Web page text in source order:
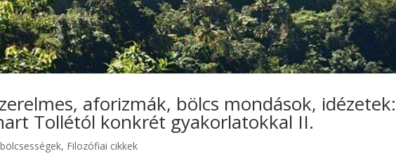
aforizmák, bölcs mondások, idézetek:
Tollétól konkrét gyakorlatokkal II.
bölcsességek, Filozófiai cikkek